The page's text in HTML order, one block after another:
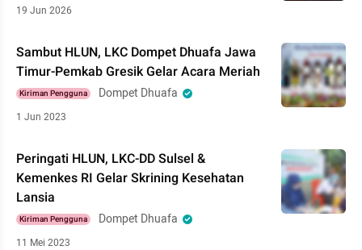
19 Jun 2026
Sambut HLUN, LKC Dompet Dhuafa Jawa
Timur-Pemkab Gresik Gelar Acara Meriah
Kiriman Pengguna Dompet Dhuafa
1 Jun 2023
Peringati HLUN, LKC-DD Sulsel &
Kemenkes RI Gelar Skrining Kesehatan
Lansia
Kiriman Pengguna Dompet Dhuafa
11 Mei 2023